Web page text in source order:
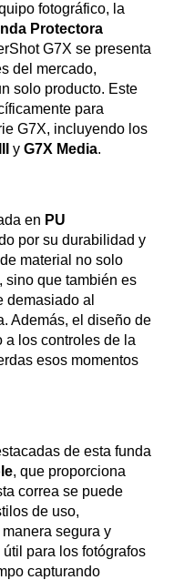
fotográfico, la
Protectora
G7X se presenta
del mercado,
solo producto. Este
para
G7X, incluyendo los
y G7X Media.
en PU
por su durabilidad y
material no solo
sino que también es
demasiado al
Además, el diseño de
a los controles de la
esos momentos
de esta funda
, que proporciona
correa se puede
de uso,
segura y
para los fotógrafos
capturando